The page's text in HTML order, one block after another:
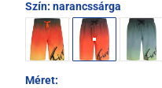
Szín: narancssárga
Méret: